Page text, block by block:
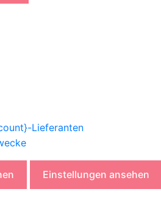
Lieferanten
Einstellungen ansehen